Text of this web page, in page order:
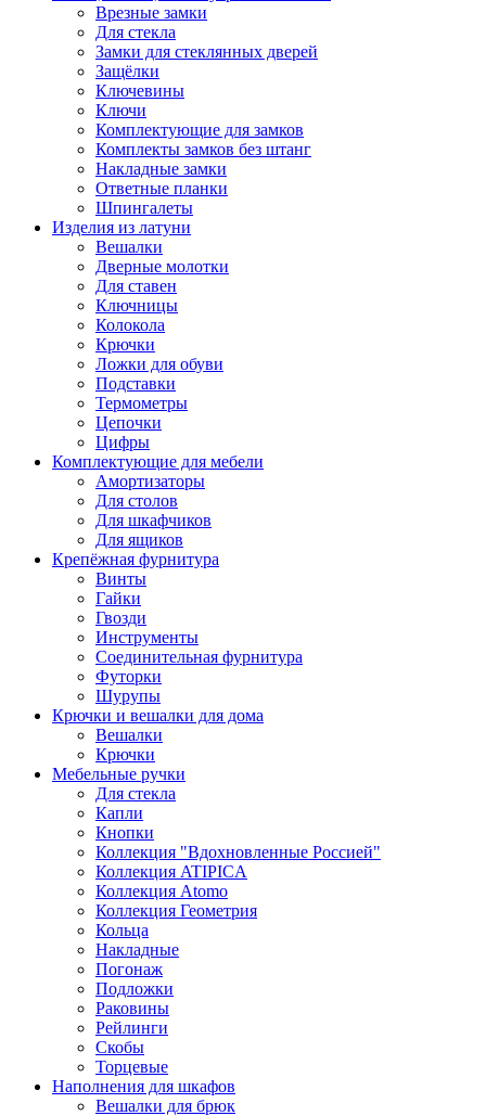
Врезные замки
Для стекла
Замки для стеклянных дверей
Защёлки
Ключевины
Ключи
Комплектующие для замков
Комплекты замков без штанг
Накладные замки
Ответные планки
Шпингалеты
Изделия из латуни
Вешалки
Дверные молотки
Для ставен
Ключницы
Колокола
Крючки
Ложки для обуви
Подставки
Термометры
Цепочки
Цифры
Комплектующие для мебели
Амортизаторы
Для столов
Для шкафчиков
Для ящиков
Крепёжная фурнитура
Винты
Гайки
Гвозди
Инструменты
Соединительная фурнитура
Футорки
Шурупы
Крючки и вешалки для дома
Вешалки
Крючки
Мебельные ручки
Для стекла
Капли
Кнопки
Коллекция "Вдохновленные Россией"
Коллекция ATIPICA
Коллекция Atomo
Коллекция Геометрия
Кольца
Накладные
Погонаж
Подложки
Раковины
Рейлинги
Скобы
Торцевые
Наполнения для шкафов
Вешалки для брюк